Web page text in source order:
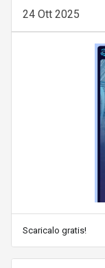
24 Ott 2025
Scaricalo gratis!